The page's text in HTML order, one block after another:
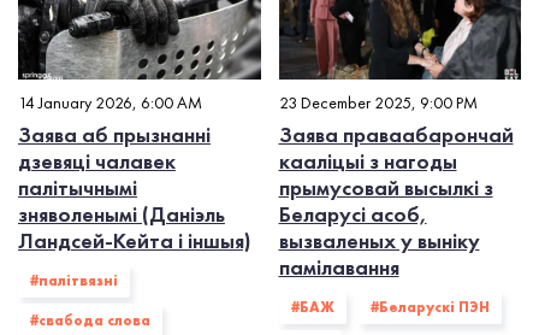
14 January 2026, 6:00 AM
Заява аб прызнанні
дзевяці чалавек
палітычнымі
зняволенымі (Даніэль
Ландсей-Кейта і іншыя)
#палiтвязнi
#свабода слова
23 December 2025, 9:00 PM
Заява праваабарончай
кааліцыі з нагоды
прымусовай высылкі з
Беларусі асоб,
вызваленых у выніку
памілавання
#БАЖ #Беларускі ПЭН